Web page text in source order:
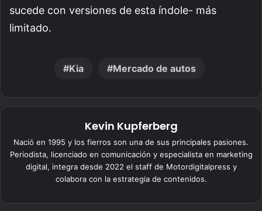
sucede con versiones de esta índole- más
limitado.
Kia Mercado de autos
Kevin Kupferberg
Nació en 1995 y los fierros son una de sus principales pasiones.
Periodista, licenciado en comunicación y especialista en marketing
digital, integra desde 2022 el staff de Motordigitalpress y
colabora con la estrategia de contenidos.